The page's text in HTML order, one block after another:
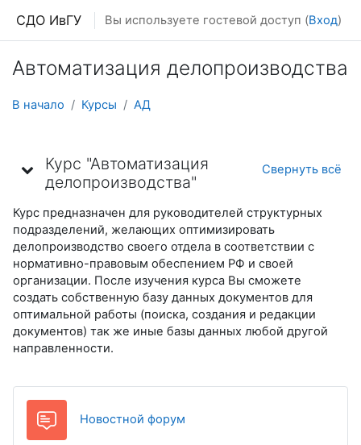
СДО ИвГУ Вы используете гостевой доступ (Вход)
Автоматизация делопроизводства
В начало Курсы АД
Курс "Автоматизация
делопроизводства"
Свернуть всё
Курс предназначен для руководителей структурных
подразделений, желающих оптимизировать
делопроизводство своего отдела в соответствии с
нормативно-правовым обеспением РФ и своей
организации. После изучения курса Вы сможете
создать собственную базу данных документов для
оптимальной работы (поиска, создания и редакции
документов) так же иные базы данных любой другой
направленности.
Новостной форум